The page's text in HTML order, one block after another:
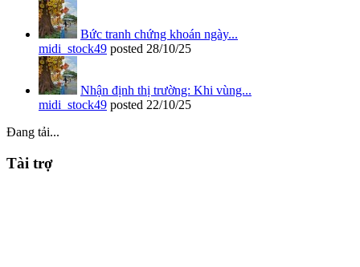
Bức tranh chứng khoán ngày...
midi_stock49 posted 28/10/25
Nhận định thị trường: Khi vùng...
midi_stock49 posted 22/10/25
Đang tải...
Tài trợ